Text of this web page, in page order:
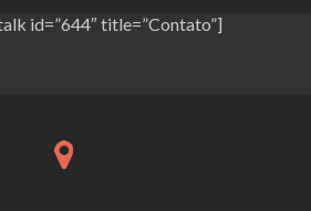
id=”644″ title=”Contato”]